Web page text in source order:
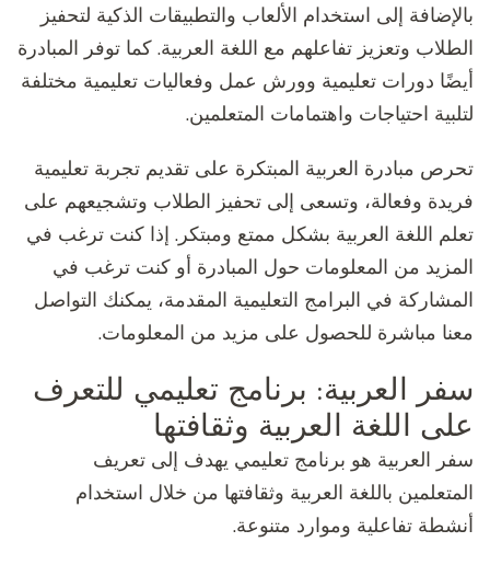
بالإضافة إلى استخدام الألعاب والتطبيقات الذكية لتحفيز
الطلاب وتعزيز تفاعلهم مع اللغة العربية. كما توفر المبادرة
أيضًا دورات تعليمية وورش عمل وفعاليات تعليمية مختلفة
لتلبية احتياجات واهتمامات المتعلمين.
تحرص مبادرة العربية المبتكرة على تقديم تجربة تعليمية
فريدة وفعالة، وتسعى إلى تحفيز الطلاب وتشجيعهم على
تعلم اللغة العربية بشكل ممتع ومبتكر. إذا كنت ترغب في
المزيد من المعلومات حول المبادرة أو كنت ترغب في
المشاركة في البرامج التعليمية المقدمة، يمكنك التواصل
معنا مباشرة للحصول على مزيد من المعلومات.
سفر العربية: برنامج تعليمي للتعرف
على اللغة العربية وثقافتها
سفر العربية هو برنامج تعليمي يهدف إلى تعريف
المتعلمين باللغة العربية وثقافتها من خلال استخدام
أنشطة تفاعلية وموارد متنوعة.